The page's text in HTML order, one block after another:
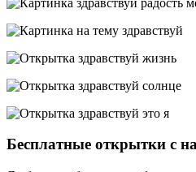
Бесплатные открытки с